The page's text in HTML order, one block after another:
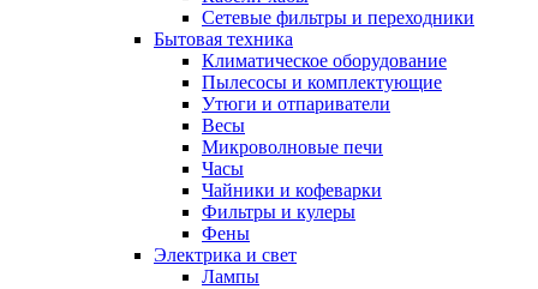
Сетевые фильтры и переходники
Бытовая техника
Климатическое оборудование
Пылесосы и комплектующие
Утюги и отпариватели
Весы
Микроволновые печи
Часы
Чайники и кофеварки
Фильтры и кулеры
Фены
Электрика и свет
Лампы